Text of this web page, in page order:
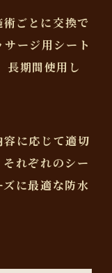
ごとに交換で
ージ用シート
長期間使用し
に応じて適切
れぞれのシー
に最適な防水